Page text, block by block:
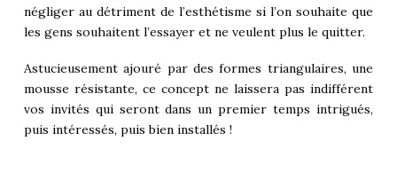
négliger au détriment de l’esthétisme si l’on souhaite que
les gens souhaitent l’essayer et ne veulent plus le quitter.
Astucieusement ajouré par des formes triangulaires, une
mousse résistante, ce concept ne laissera pas indifférent
vos invités qui seront dans un premier temps intrigués,
puis intéressés, puis bien installés !